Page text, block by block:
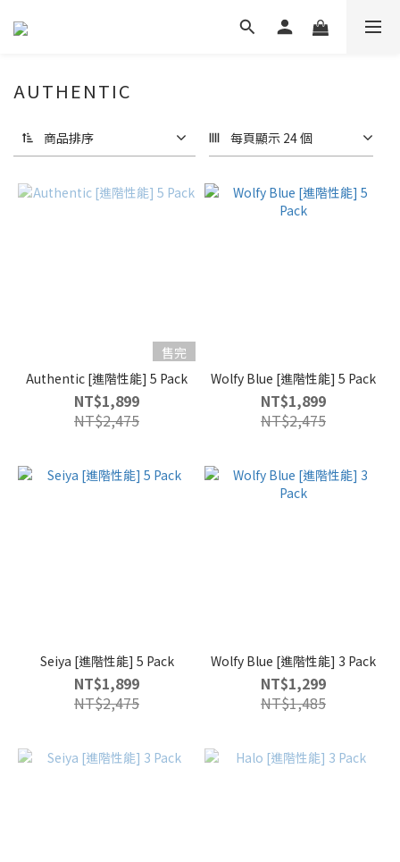
AUTHENTIC
商品排序 每頁顯示 24 個
售完
Authentic [進階性能] 5 Pack
NT$1,899
NT$2,475
Wolfy Blue [進階性能] 5 Pack
NT$1,899
NT$2,475
Seiya [進階性能] 5 Pack
NT$1,899
NT$2,475
Wolfy Blue [進階性能] 3 Pack
NT$1,299
NT$1,485